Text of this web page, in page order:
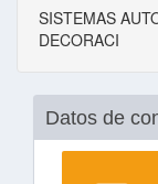
SISTEMAS
DECORACI
Datos de